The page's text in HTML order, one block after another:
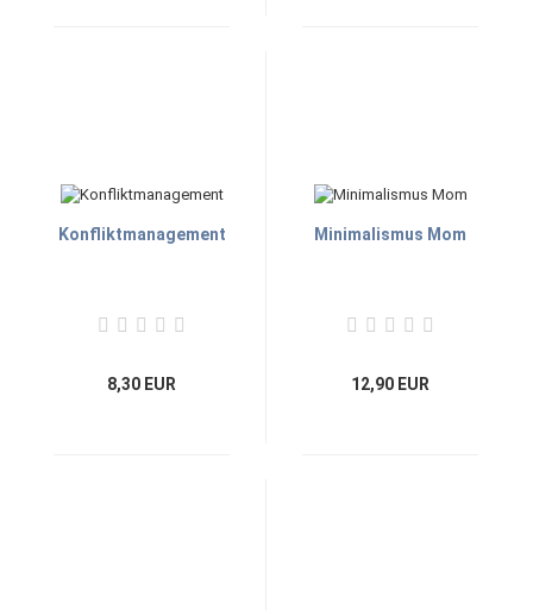
Konfliktmanagement
8,30 EUR
Minimalismus Mom
12,90 EUR